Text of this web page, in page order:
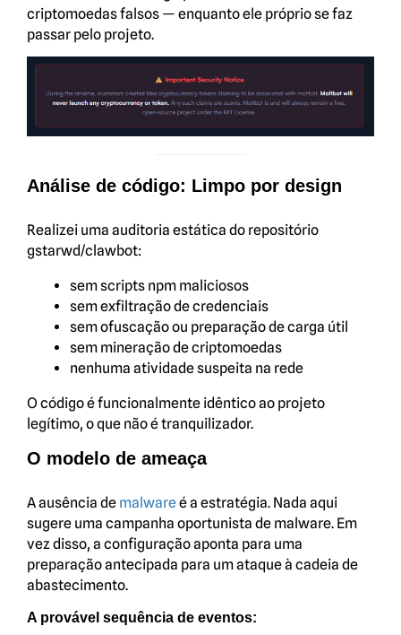
criptomoedas falsos — enquanto ele próprio se faz
passar pelo projeto.
Análise de código: Limpo por design
Realizei uma auditoria estática do repositório
gstarwd/clawbot:
sem scripts npm maliciosos
sem exfiltração de credenciais
sem ofuscação ou preparação de carga útil
sem mineração de criptomoedas
nenhuma atividade suspeita na rede
O código é funcionalmente idêntico ao projeto
legítimo, o que não é tranquilizador.
O modelo de ameaça
A ausência de malwareé a estratégia. Nada aqui
sugere uma campanha oportunista de malware. Em
vez disso, a configuração aponta para uma
preparação antecipada para um ataque à cadeia de
abastecimento.
A provável sequência de eventos: